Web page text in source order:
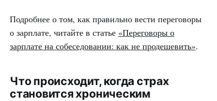
Подробнее о том, как правильно вести переговоры
о зарплате, читайте в статье «Переговоры о
зарплате на собеседовании: как не продешевить».
Что происходит, когда страх
становится хроническим